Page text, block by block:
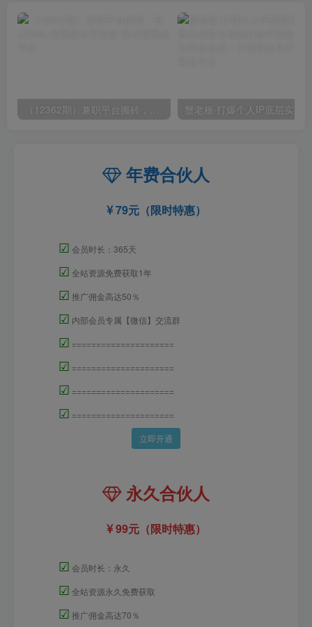
（12362期）兼职平台搬砖，日入500+无脑操作可矩阵
年费合伙人
79元（限时特惠）
☑ 会员时长：365天
☑ 全站资源免费获取1年
☑ 推广佣金高达50％
☑ 内部会员专属【微信】交流群
☑ =====================
☑ =====================
☑ =====================
☑ =====================
立即开通
永久合伙人
99元（限时特惠）
☑ 会员时长：永久
☑ 全站资源永久免费获取
☑ 推广佣金高达70％